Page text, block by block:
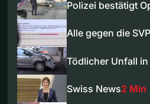
Polizei bestätigt
Alle gegen die SVP
Tödlicher Unfall in
Swiss News2 Min